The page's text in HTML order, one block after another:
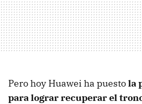
Pero hoy Huawei ha puestola
para lograr recuperar el